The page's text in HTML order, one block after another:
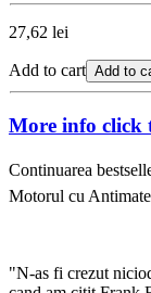
27,62 lei
Add to cart Add to
More info click
Continuarea
Motorul cu
"N-as fi crezut